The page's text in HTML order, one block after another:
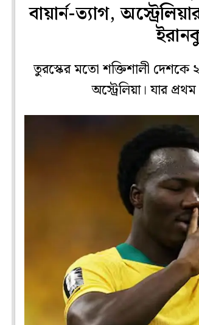
বায়ার্ন-ত্যাগ,
তুরস্কের মতো শক্তিশালী দেশকে
অস্ট্রেলিয়া। যার